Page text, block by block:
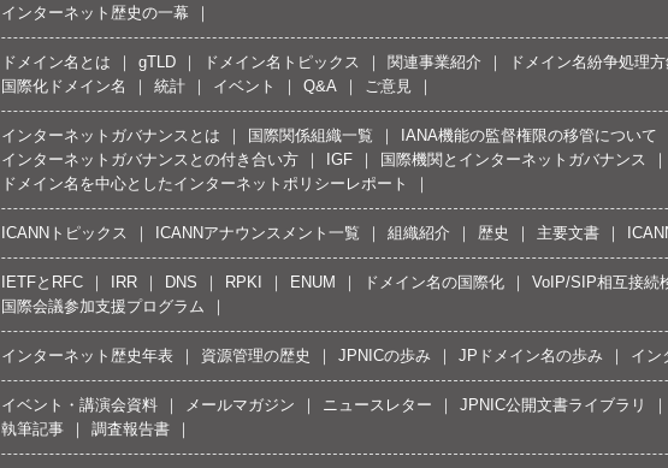
インターネット歴史の一幕
ドメイン名とは gTLD ドメイン名トピックス 関連事業紹介 ドメイン名紛争処理
国際化ドメイン名
統計 イベント Q&A ご意見
インターネットガバナンスとは 国際関係組織一覧 IANA機能の監督権限の移管について
インターネットガバナンスとの付き合い方
IGF 国際機関とインターネットガバナンス
ドメイン名を中心としたインターネットポリシーレポート
ICANNトピックス ICANNアナウンスメント一覧 組織紹介 歴史 主要文書
IETFとRFC IRR DNS RPKI ENUM ドメイン名の国際化 VoIP/SIP相互接続
国際会議参加支援プログラム
インターネット歴史年表 資源管理の歴史 JPNICの歩み JPドメイン名の歩み イン
イベント・講演会資料 メールマガジン ニュースレター JPNIC公開文書ライブラリ
執筆記事
調査報告書